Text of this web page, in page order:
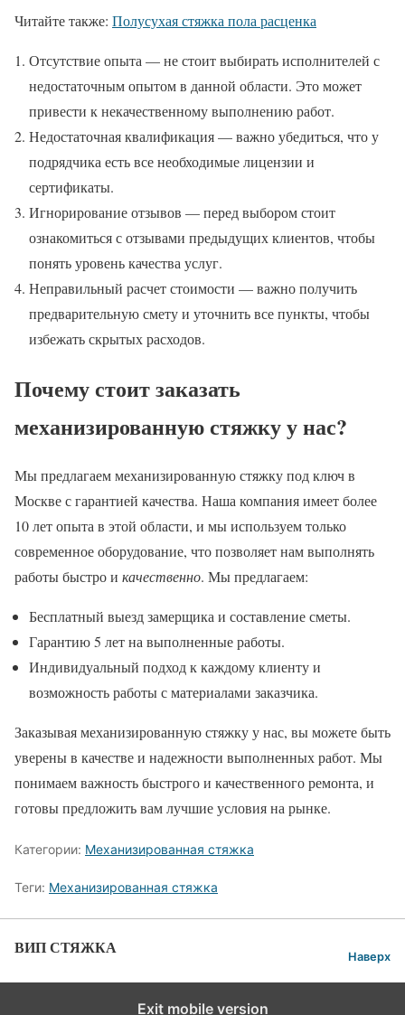
Читайте также: Полусухая стяжка пола расценка
Отсутствие опыта — не стоит выбирать исполнителей с
недостаточным опытом в данной области. Это может
привести к некачественному выполнению работ.
Недостаточная квалификация — важно убедиться, что у
подрядчика есть все необходимые лицензии и
сертификаты.
Игнорирование отзывов — перед выбором стоит
ознакомиться с отзывами предыдущих клиентов, чтобы
понять уровень качества услуг.
Неправильный расчет стоимости — важно получить
предварительную смету и уточнить все пункты, чтобы
избежать скрытых расходов.
Почему стоит заказать
механизированную стяжку у нас?
Мы предлагаем механизированную стяжку под ключ в
Москве с гарантией качества. Наша компания имеет более
10 лет опыта в этой области, и мы используем только
современное оборудование, что позволяет нам выполнять
работы быстро и качественно. Мы предлагаем:
Бесплатный выезд замерщика и составление сметы.
Гарантию 5 лет на выполненные работы.
Индивидуальный подход к каждому клиенту и
возможность работы с материалами заказчика.
Заказывая механизированную стяжку у нас, вы можете быть
уверены в качестве и надежности выполненных работ. Мы
понимаем важность быстрого и качественного ремонта, и
готовы предложить вам лучшие условия на рынке.
Категории: Механизированная стяжка
Теги: Механизированная стяжка
ВИП СТЯЖКА Наверх
Exit mobile version